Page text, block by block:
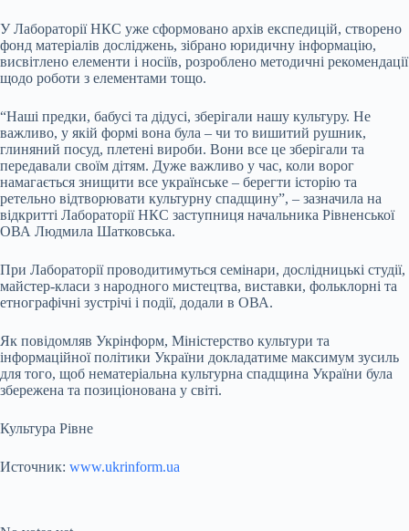
У Лабораторії НКС уже сформовано архів експедицій, створено
фонд матеріалів досліджень, зібрано юридичну інформацію,
висвітлено елементи і носіїв, розроблено методичні рекомендації
щодо роботи з елементами тощо.
“Наші предки, бабусі та дідусі, зберігали нашу культуру. Не
важливо, у якій формі вона була – чи то вишитий рушник,
глиняний посуд, плетені вироби. Вони все це зберігали та
передавали своїм дітям. Дуже важливо у час, коли ворог
намагається знищити все українське – берегти історію та
ретельно відтворювати культурну спадщину”, – зазначила на
відкритті Лабораторії НКС заступниця начальника Рівненської
ОВА Людмила Шатковська.
При Лабораторії проводитимуться семінари, дослідницькі студії,
майстер-класи з народного мистецтва, виставки, фольклорні та
етнографічні зустрічі і події, додали в ОВА.
Як повідомляв Укрінформ, Міністерство культури та
інформаційної політики України докладатиме максимум зусиль
для того, щоб нематеріальна культурна спадщина України була
збережена та позиціонована у світі.
Культура Рівне
Источник: www.ukrinform.ua